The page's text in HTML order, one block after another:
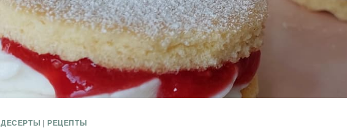
ДЕСЕРТЫ РЕЦЕПТЫ